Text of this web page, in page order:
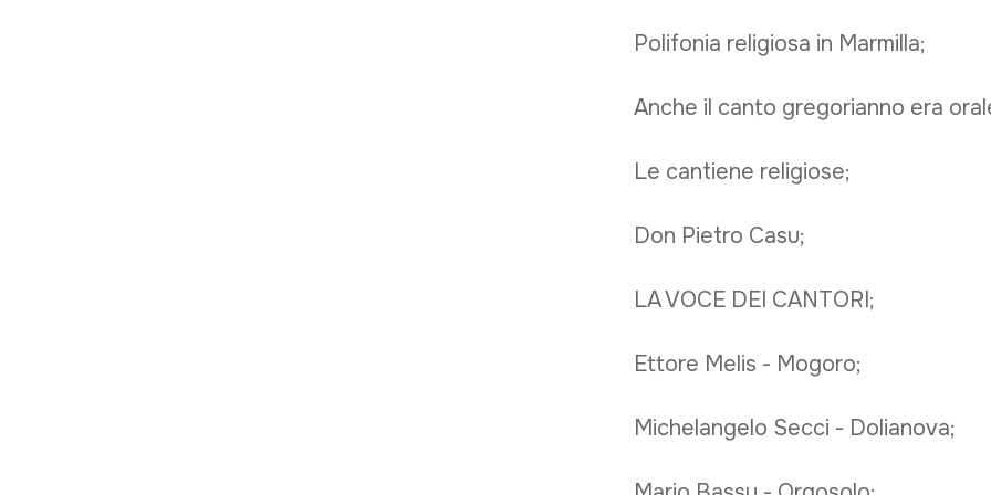
Polifonia religiosa in Marmilla;
Anche il canto gregorianno era
Le cantiene religiose;
Don Pietro Casu;
LA VOCE DEI CANTORI;
Ettore Melis - Mogoro;
Michelangelo Secci - Dolianova;